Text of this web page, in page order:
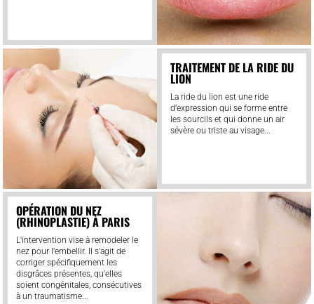
TRAITEMENT DE LA RIDE DU
LION
La ride du lion est une ride
d’expression qui se forme entre
les sourcils et qui donne un air
sévère ou triste au visage...
OPÉRATION DU NEZ
(RHINOPLASTIE) À PARIS
L'intervention vise à remodeler le
nez pour l'embellir. Il s'agit de
corriger spécifiquement les
disgrâces présentes, qu'elles
soient congénitales, consécutives
à un traumatisme...